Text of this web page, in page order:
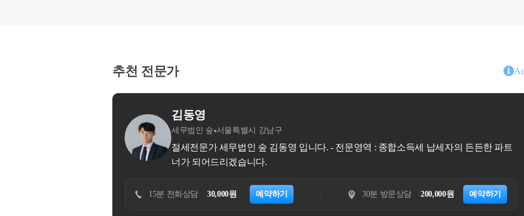
추천 전문가
30분 방문상담 200,000원 예약하기
절세전문가 세무사홍상표 입니다. - 전문영역 : 상속∙증여세 납세자의 든든한 파트너가
20,000원 예약하기